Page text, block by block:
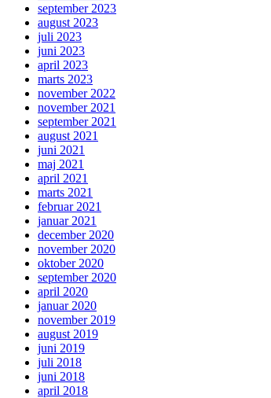
september 2023
august 2023
juli 2023
juni 2023
april 2023
marts 2023
november 2022
november 2021
september 2021
august 2021
juni 2021
maj 2021
april 2021
marts 2021
februar 2021
januar 2021
december 2020
november 2020
oktober 2020
september 2020
april 2020
januar 2020
november 2019
august 2019
juni 2019
juli 2018
juni 2018
april 2018